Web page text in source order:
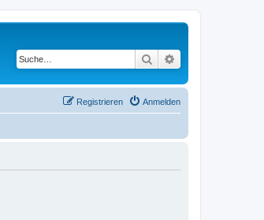
Suche
Anmelden
Registrieren